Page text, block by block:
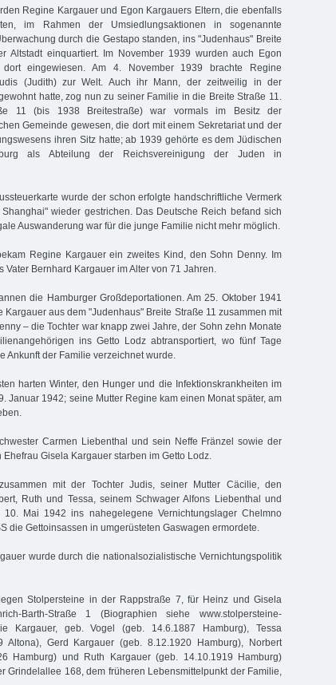
Regine Kargauer und Egon Kargauers Eltern, die ebenfalls
im Rahmen der Umsiedlungsaktionen in sogenannte
durch die Gestapo standen, ins "Judenhaus" Breite
Altstadt einquartiert. Im November 1939 wurden auch Egon
dort eingewiesen. Am 4. November 1939 brachte Regine
(Judith) zur Welt. Auch ihr Mann, der zeitweilig in der
hatte, zog nun zu seiner Familie in die Breite Straße 11.
11 (bis 1938 Breitestraße) war vormals im Besitz der
Gemeinde gewesen, die dort mit einem Sekretariat und der
ihren Sitz hatte; ab 1939 gehörte es dem Jüdischen
als Abteilung der Reichsvereinigung der Juden in
wurde der schon erfolgte handschriftliche Vermerk
wieder gestrichen. Das Deutsche Reich befand sich
Auswanderung war für die junge Familie nicht mehr möglich.
Regine Kargauer ein zweites Kind, den Sohn Denny. Im
Vater Bernhard Kargauer im Alter von 71 Jahren.
die Hamburger Großdeportationen. Am 25. Oktober 1941
aus dem "Judenhaus" Breite Straße 11 zusammen mit
– die Tochter war knapp zwei Jahre, der Sohn zehn Monate
ins Getto Lodz abtransportiert, wo fünf Tage
Ankunft der Familie verzeichnet wurde.
harten Winter, den Hunger und die Infektionskrankheiten im
Januar 1942; seine Mutter Regine kam einen Monat später, am
Carmen Liebenthal und sein Neffe Fränzel sowie der
Gisela Kargauer starben im Getto Lodz.
mit der Tochter Judis, seiner Mutter Cäcilie, den
Ruth und Tessa, seinem Schwager Alfons Liebenthal und
Mai 1942 ins nahegelegene Vernichtungslager Chelmno
die Gettoinsassen in umgerüsteten Gaswagen ermordete.
wurde durch die nationalsozialistische Vernichtungspolitik
Stolpersteine in der Rappstraße 7, für Heinz und Gisela
Barth-Straße 1 (Biographien siehe www.stolpersteine-
Kargauer, geb. Vogel (geb. 14.6.1887 Hamburg), Tessa
Altona), Gerd Kargauer (geb. 8.12.1920 Hamburg), Norbert
Hamburg) und Ruth Kargauer (geb. 14.10.1919 Hamburg)
Grindelallee 168, dem früheren Lebensmittelpunkt der Familie,